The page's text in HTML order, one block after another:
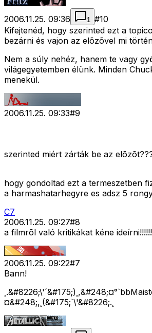
2006.11.25. 09:36 1 #10
Kifejtenéd, hogy szerinted ezt a
bezárni és vajon az elõzõvel mi
Nem a súly nehéz, hanem te vagy
világegyetemben élünk. Minden
menekül.
2006.11.25. 09:33#9
szerinted miért zárták be az
hogy gondoltad ezt a termeszetben
a harmashatarhegyre es adsz 5
C7
2006.11.25. 09:27#8
a filmrõl való kritikákat kéne
2006.11.25. 09:22#7
Bann!
¤&#248;,¸(&#175;`\'&#8226;.¸